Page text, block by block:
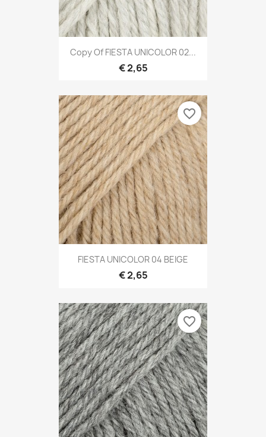
Copy Of FIESTA UNICOLOR 02...
€ 2,65
FIESTA UNICOLOR 04 BEIGE
€ 2,65
favorite_border
favorite_border